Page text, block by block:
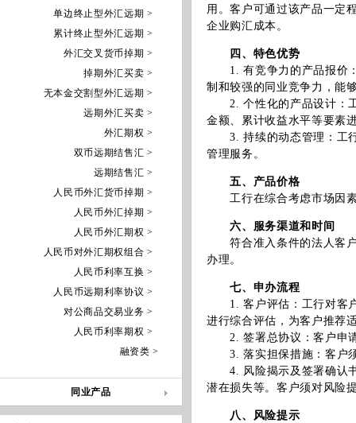
单边终止型外汇远期 >
累计终止型外汇远期 >
外汇交叉货币掉期 >
掉期外汇买卖 >
无本金交割型外汇远期 >
远期外汇买卖 >
外汇期权 >
双币远期结售汇 >
远期结售汇 >
人民币外汇货币掉期 >
人民币外汇掉期 >
人民币外汇期权 >
人民币对外汇期权组合 >
人民币利率互换 >
人民币远期利率协议 >
对公商品交易业务 >
人民币利率期权 >
融资类 >
同业产品
用。客户可通过该产品一定
企业购汇成本。
四、特色优势
1. 有竞争力的产品报价：
制和较强的同业竞争力，能
2. 个性化的产品设计：工
金额、累计收益水平等要素
3. 持续的动态管理：工行
管理服务。
五、产品价格
工行在综合考虑市场因素
六、服务渠道和时间
符合准入条件的法人客户
办理。
七、申办流程
1. 客户评估：工行对客户
进行综合评估，为客户推荐
2. 签署总协议：客户申请
3. 落实担保措施：客户须
4. 风险揭示及签署确认书
潜在损失等。客户须对风险
八、风险提示